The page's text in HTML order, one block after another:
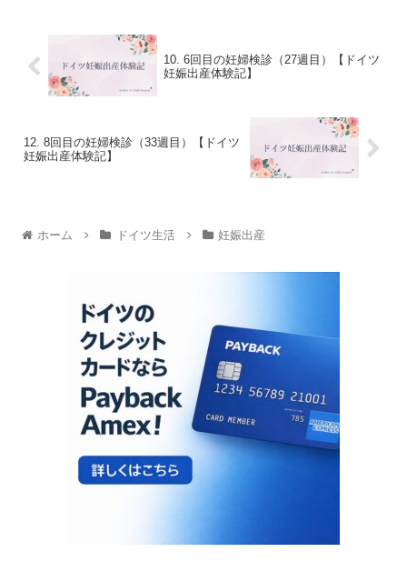
10. 6回目の妊婦検診（27週目）【ドイツ
妊娠出産体験記】
12. 8回目の妊婦検診（33週目）【ドイツ
妊娠出産体験記】
ホーム ドイツ生活 妊娠出産